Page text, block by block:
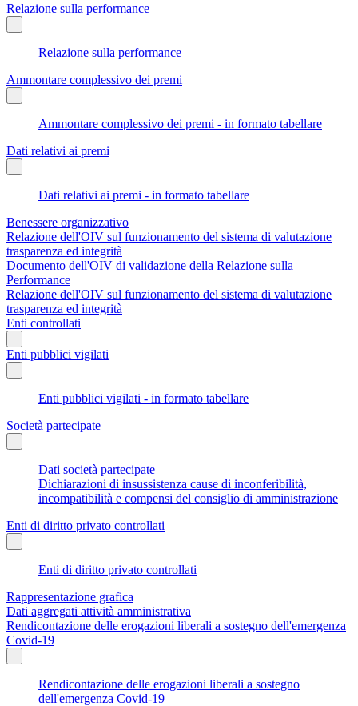
Relazione sulla performance
Relazione sulla performance
Ammontare complessivo dei premi
Ammontare complessivo dei premi - in formato tabellare
Dati relativi ai premi
Dati relativi ai premi - in formato tabellare
Benessere organizzativo
Relazione dell'OIV sul funzionamento del sistema di valutazione
trasparenza ed integrità
Documento dell'OIV di validazione della Relazione sulla
Performance
Relazione dell'OIV sul funzionamento del sistema di valutazione
trasparenza ed integrità
Enti controllati
Enti pubblici vigilati
Enti pubblici vigilati - in formato tabellare
Società partecipate
Dati società partecipate
Dichiarazioni di insussistenza cause di inconferibilità,
incompatibilità e compensi del consiglio di amministrazione
Enti di diritto privato controllati
Enti di diritto privato controllati
Rappresentazione grafica
Dati aggregati attività amministrativa
Rendicontazione delle erogazioni liberali a sostegno dell'emergenza
Covid-19
Rendicontazione delle erogazioni liberali a sostegno
dell'emergenza Covid-19